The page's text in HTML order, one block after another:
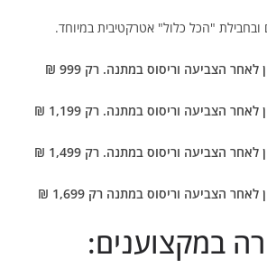
"הכל כלול" אטרקטיבית במיוחד.
במקצוענים: